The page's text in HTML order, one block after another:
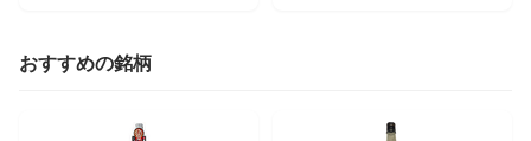
おすすめの銘柄